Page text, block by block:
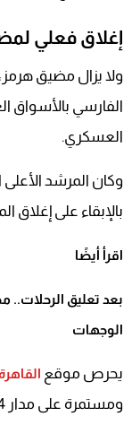
إغلاق فعلي
ولا يزال مضيق هرمز،
الفارسي بالأسواق
العسكري.
وكان المرشد الأعلى
بالإبقاء على إغلاق
اقرأ أيضًا
بعد تعليق الرحلات..
الوجهات
يحرص موقع
ومستمرة على مدار 24 ساعة، حيث نرصد لكم أحدث